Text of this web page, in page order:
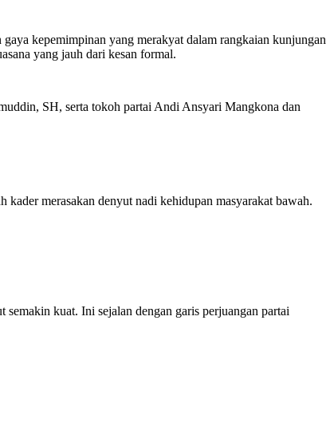
kepemimpinan yang merakyat dalam rangkaian kunjungan
yang jauh dari kesan formal.
SH, serta tokoh partai Andi Ansyari Mangkona dan
merasakan denyut nadi kehidupan masyarakat bawah.
kuat. Ini sejalan dengan garis perjuangan partai